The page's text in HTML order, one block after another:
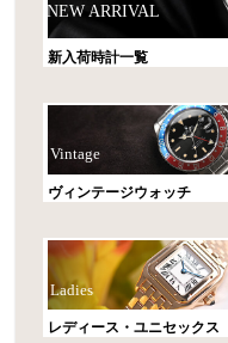
NEW ARRIVAL
新入荷時計一覧
Vintage
ヴィンテージウォッチ
Ladies
レディース・ユニセックス